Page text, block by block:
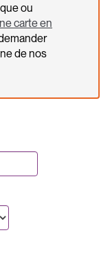
ou
carte en
de nos